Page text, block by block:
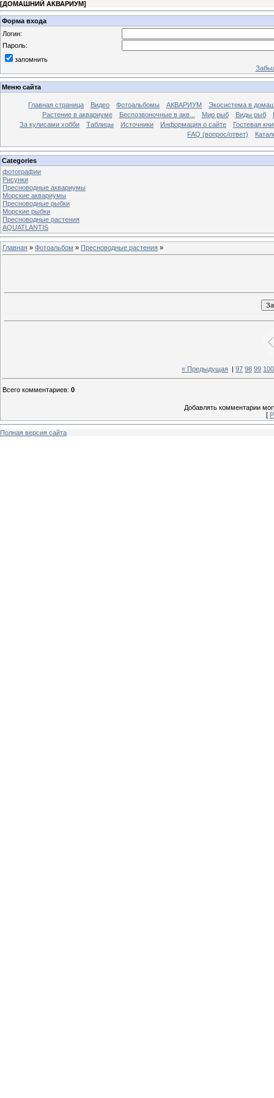
[ДОМАШНИЙ АКВАРИУМ]
Форма входа
Логин:
Пароль:
запомнить
Меню сайта
Главная страница Видео Фотоальбомы АКВАРИУМ
Экосистема в
Растение в аквариуме
Беспозвоночные в акв... Мир рыб Виды рыб
За кулисами хобби
Таблицы Источники Информация о сайте
Гостевая
FAQ (вопрос/ответ)
Categories
фотографии
Рисунки
Пресноводные аквариумы
Морские аквариумы
Пресноводные рыбки
Морские рыбки
Пресноводные растения
AQUATLANTIS
Главная » Фотоальбом » Пресноводные растения »
« Предыдущая 97 98 99 100
Всего комментариев: 0
Добавлять комментарии
[
Полная версия сайта